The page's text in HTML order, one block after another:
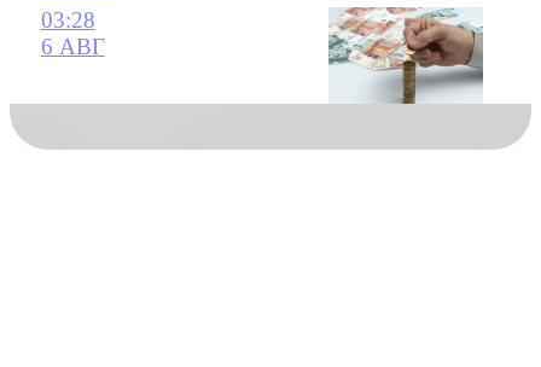
03:28
6 АВГ